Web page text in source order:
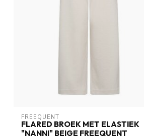
FREEQUENT
FLARED BROEK MET ELASTIEK
"NANNI" BEIGE FREEQUENT